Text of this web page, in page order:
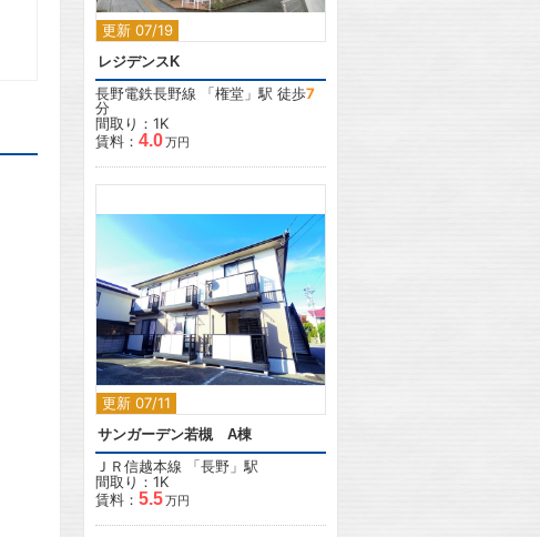
更新 07/19
レジデンスK
長野電鉄長野線 「権堂 」駅 徒歩7
分
間取り：1K
賃料： 4.0万円
更新 07/11
2
サンガーデン若槻 A棟
ＪＲ信越本線 「長野 」駅
間取り：1K
賃料： 5.5万円